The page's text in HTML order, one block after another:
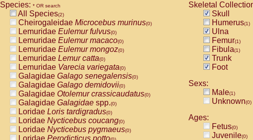
Species: * OR search
All Species(2)
Cheirogaleidae Microcebus murinus(0)
Lemuridae Eulemur fulvus(0)
Lemuridae Eulemur macaco(0)
Lemuridae Eulemur mongoz(0)
Lemuridae Lemur catta(0)
Lemuridae Varecia variegata(0)
Galagidae Galago senegalensis(0)
Galagidae Galago demidovii(0)
Galagidae Otolemur crassicaudatus(0)
Galagidae Galagidae spp.(0)
Loridae Loris tardigradus(0)
Loridae Nycticebus coucang(0)
Loridae Nycticebus pygmaeus(0)
Loridae Perodicticus potto
Skeletal
Skull
Humerus(1)
Ulna
Femur(1)
Fibula(1)
Trunk
Foot
Sexs:
Male(1)
Unknown(0)
Ages:
Fetus(0)
Juvenile(0)